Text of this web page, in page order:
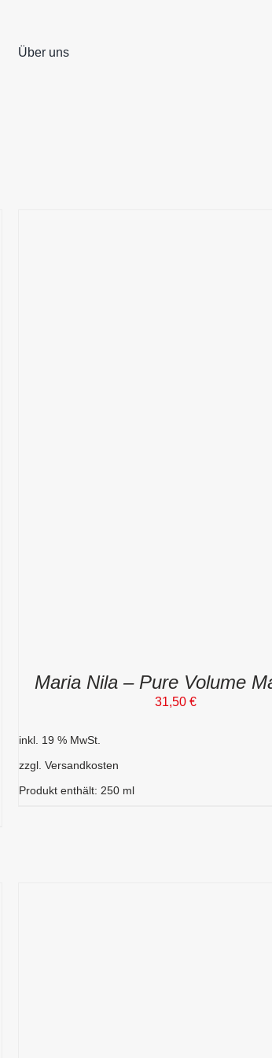
Über uns
Maria Nila – Pure Volume
31,50€
inkl. 19 % MwSt.
zzgl. Versandkosten
Produkt enthält: 250 ml